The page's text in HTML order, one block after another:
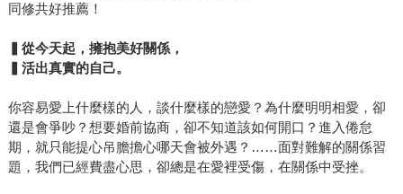
同修共好推薦！
▍從今天起，擁抱美好關係，
▍活出真實的自己。
你容易愛上什麼樣的人，談什麼樣的戀愛？為什麼明明相愛，卻
還是會爭吵？想要婚前協商，卻不知道該如何開口？進入倦怠
期，就只能提心吊膽擔心哪天會被外遇？……面對難解的關係習
題，我們已經費盡心思，卻總是在愛裡受傷，在關係中受挫。